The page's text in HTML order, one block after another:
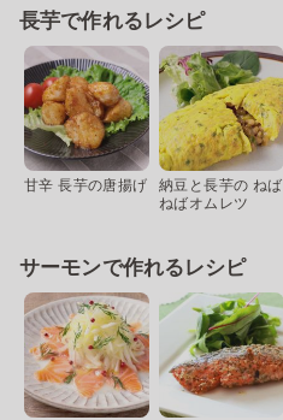
長芋で作れるレシピ
甘辛 長芋の唐揚げ
納豆と長芋の ねば
ねばオムレツ
サーモンで作れるレシピ